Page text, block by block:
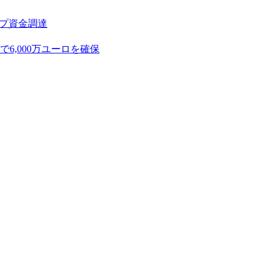
資金調達
6,000万ユーロを確保